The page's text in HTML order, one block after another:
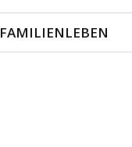
FAMILIENLEBEN